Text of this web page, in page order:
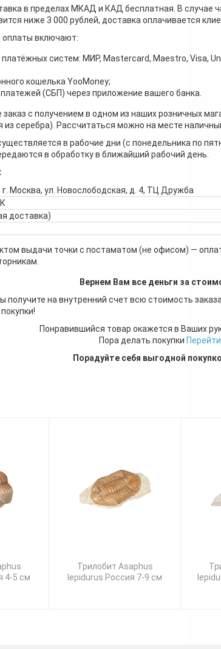
в пределах МКАД и КАД бесплатная. В случае
ниже 3 000 рублей, доставка оплачивается
включают:
систем: МИР, Mastercard, Maestro, Visa,
кошелька YooMoney;
(СБП) через приложение вашего банка.
с получением в одном из наших розничных
серебра). Рассчитаться можно на месте
в рабочие дни (с понедельника по
в обработку в ближайший рабочий день.
Москва, ул. Новослободская, д. 4, ТЦ Дружба
доставка)
выдачи точки с постаматом (не офисом) —
Вернем Вам все деньги за
получите на внутренний счет всю стоимость
Понравившийся товар окажется в Ваших
Пора делать покупки
Порадуйте себя выгодной
4-5 см
Трилобит Asaphus
lepidurus Россия 7-9 см